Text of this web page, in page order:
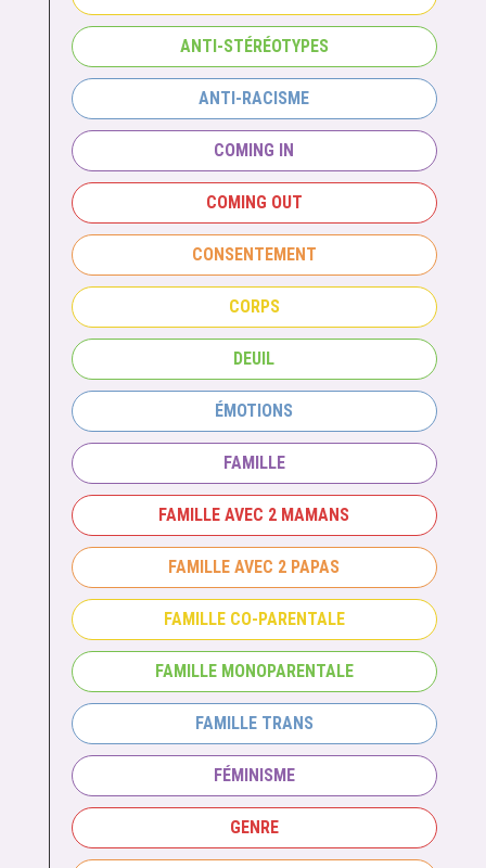
ANTI-STÉRÉOTYPES
ANTI-RACISME
COMING IN
COMING OUT
CONSENTEMENT
CORPS
DEUIL
ÉMOTIONS
FAMILLE
FAMILLE AVEC 2 MAMANS
FAMILLE AVEC 2 PAPAS
FAMILLE CO-PARENTALE
FAMILLE MONOPARENTALE
FAMILLE TRANS
FÉMINISME
GENRE